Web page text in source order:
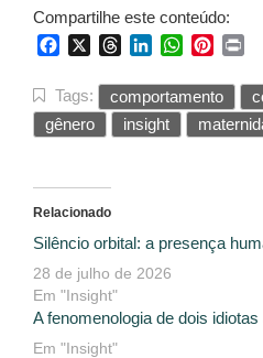
Compartilhe este conteúdo:
FacebookThreadsLinkedInWhatsApp
Tags: comportamento
gênero
insight
Relacionado
Silêncio orbital: a presença
28 de julho de 2026
Em "Insight"
A fenomenologia de dois
Em "Insight"